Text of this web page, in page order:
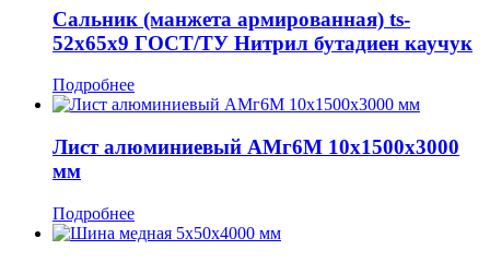
Сальник (манжета армированная) ts-
52x65x9 ГОСТ/ТУ Нитрил бутадиен каучук
Подробнее
Лист алюминиевый АМг6М 10x1500x3000
мм
Подробнее